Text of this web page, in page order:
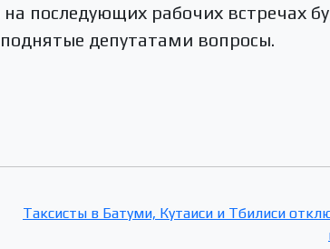
последующих рабочих встречах
депутатами вопросы.
Таксисты в Батуми, Кутаиси и Тбилиси